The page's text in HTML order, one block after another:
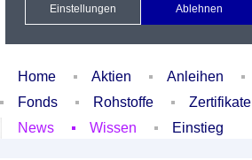
Xetra Realtime
Watchlist Portfolio
Home Aktien Anleihen
Fonds
Rohstoffe Zertifikate
News
Wissen Einstieg
Einstellungen Ablehnen